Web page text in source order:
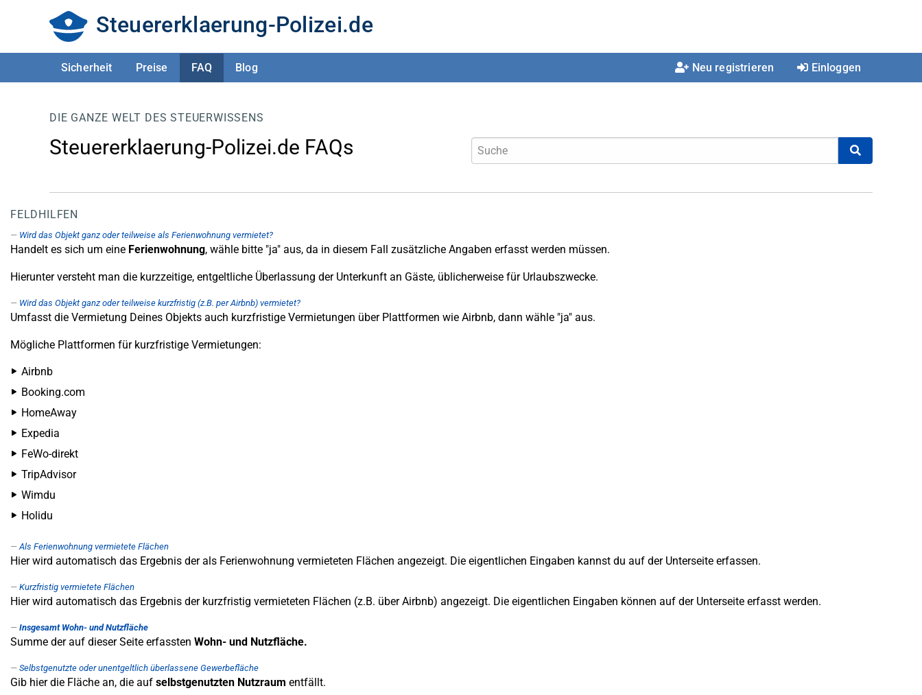
Steuererklaerung-Polizei.de
Sicherheit Preise FAQ Blog Neu registrieren Einloggen
DIE GANZE WELT DES STEUERWISSENS
Steuererklaerung-Polizei.de FAQs
FELDHILFEN
Wird das Objekt ganz oder teilweise als Ferienwohnung vermietet?
Handelt es sich um eine Ferienwohnung, wähle bitte "ja" aus, da in diesem Fall zusätzliche Angaben erfasst werden müssen.
Hierunter versteht man die kurzzeitige, entgeltliche Überlassung der Unterkunft an Gäste, üblicherweise für Urlaubszwecke.
Wird das Objekt ganz oder teilweise kurzfristig (z.B. per Airbnb) vermietet?
Umfasst die Vermietung Deines Objekts auch kurzfristige Vermietungen über Plattformen wie Airbnb, dann wähle "ja" aus.
Mögliche Plattformen für kurzfristige Vermietungen:
Airbnb
Booking.com
HomeAway
Expedia
FeWo-direkt
TripAdvisor
Wimdu
Holidu
Als Ferienwohnung vermietete Flächen
Hier wird automatisch das Ergebnis der als Ferienwohnung vermieteten Flächen angezeigt. Die eigentlichen Eingaben kannst du auf der Unterseite erfassen.
Kurzfristig vermietete Flächen
Hier wird automatisch das Ergebnis der kurzfristig vermieteten Flächen (z.B. über Airbnb) angezeigt. Die eigentlichen Eingaben können auf der Unterseite erfasst werden.
Insgesamt Wohn- und Nutzfläche
Summe der auf dieser Seite erfassten Wohn- und Nutzfläche.
Selbstgenutzte oder unentgeltlich überlassene Gewerbefläche
Gib hier die Fläche an, die auf selbstgenutzten Nutzraum entfällt.